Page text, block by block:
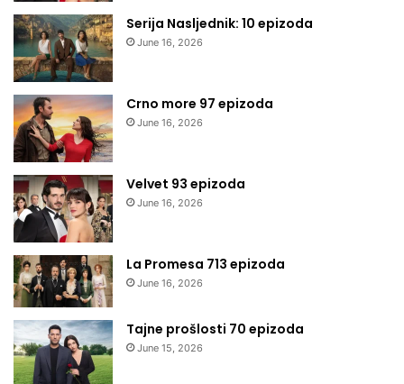
Serija Nasljednik: 10 epizoda
June 16, 2026
Crno more 97 epizoda
June 16, 2026
Velvet 93 epizoda
June 16, 2026
La Promesa 713 epizoda
June 16, 2026
Tajne prošlosti 70 epizoda
June 15, 2026